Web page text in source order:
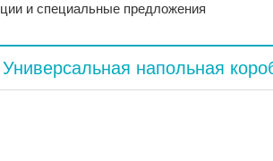
и специальные предложения
Универсальная напольная